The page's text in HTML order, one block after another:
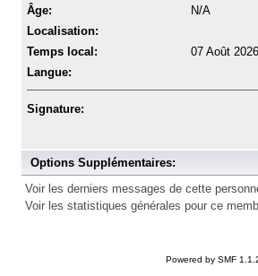
Âge:
N/A
Localisation:
Temps local:
07 Août
Langue:
Signature:
Options Supplémentaires:
Voir les derniers messages de cette
Voir les statistiques générales pour ce
Powered by SMF